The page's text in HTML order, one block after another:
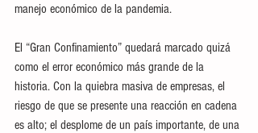
manejo económico de la pandemia.
El “Gran Confinamiento” quedará marcado quizá
como el error económico más grande de la
historia. Con la quiebra masiva de empresas, el
riesgo de que se presente una reacción en cadena
es alto; el desplome de un país importante, de una